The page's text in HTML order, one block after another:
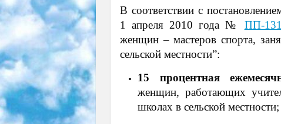
В соответствии с
1 апреля 2010 года № ПП-
женщин – мастеров спорта,
сельской местности”:
15 процентная
женщин, работающих
школах в сельской местности;